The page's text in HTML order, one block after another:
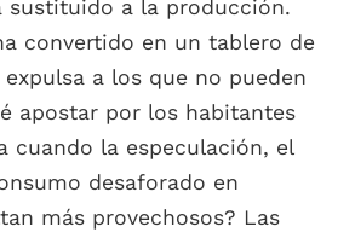
sustituido a la producción.
convertido en un tablero de
a los que no pueden
apostar por los habitantes
cuando la especulación, el
desaforado en
más provechosos? Las